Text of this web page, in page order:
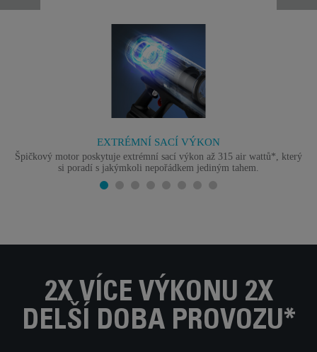
EXTRÉMNÍ SACÍ VÝKON
Špičkový motor poskytuje extrémní sací výkon až 315 air wattů*, který
si poradí s jakýmkoli nepořádkem jediným tahem.
2X VÍCE VÝKONU 2X
DELŠÍ DOBA PROVOZU*